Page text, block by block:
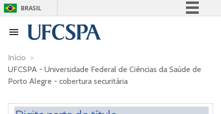
BRASIL
Acesso à informação
Canais
Início >
UFCSPA - Universidade Federal de Ciências da Saúde de
Porto Alegre - cobertura securitária